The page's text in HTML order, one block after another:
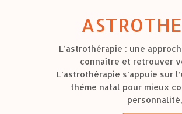
L’astrothérapie : une
connaître et retrouver
L’astrothérapie s’appuie sur
thème natal pour mieux
personnalité,